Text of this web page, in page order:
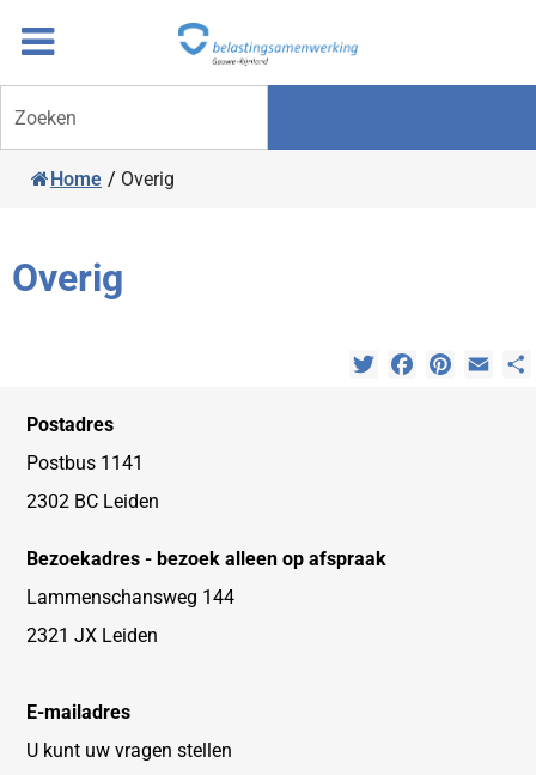
naar
inhoud
door
naar
navigatie
Zoeken
Home / Overig
Overig
TwitterFacebookPinterest
Postadres
Postbus 1141
2302 BC Leiden
Bezoekadres - bezoek alleen op afspraak
Lammenschansweg 144
2321 JX Leiden
E-mailadres
U kunt uw vragen stellen